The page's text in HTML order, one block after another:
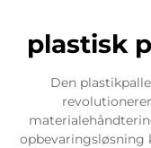
plastisk
Den
opbevaringsløsning